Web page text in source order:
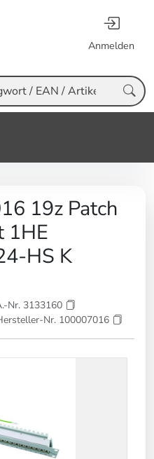
Anmelden
19z Patch
1HE
HS K
Nr. 3133160
Nr. 100007016